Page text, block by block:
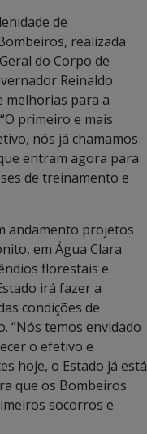
de
realizada
do Corpo de
Reinaldo
melhorias para a
primeiro e mais
nós já chamamos
entram agora para
de treinamento e
andamento projetos
em Água Clara
florestais e
irá fazer a
condições de
“Nós temos envidado
o efetivo e
hoje, o Estado já está
que os Bombeiros
socorros e